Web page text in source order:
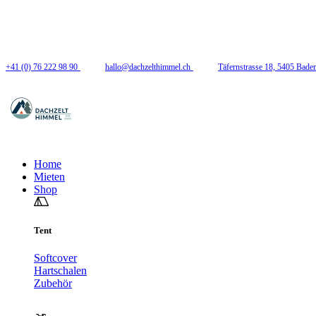
+41 (0) 76 222 98 90 hallo@dachzelthimmel.ch Täfernstrasse 18, 5405
Home
Mieten
Shop
Tent
Softcover
Hartschalen
Zubehör